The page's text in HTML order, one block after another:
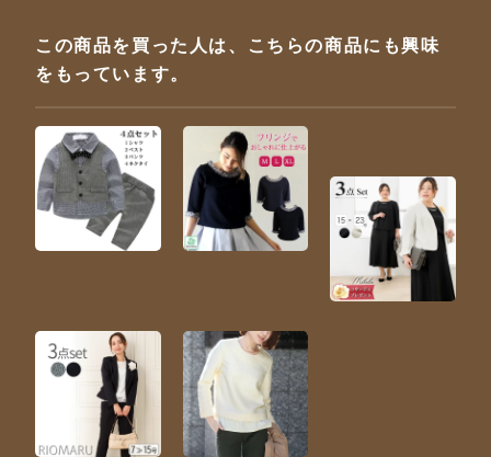
この商品を買った人は、こちらの商品にも興味
をもっています。